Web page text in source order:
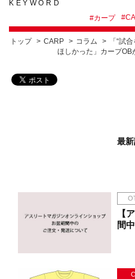
KEYWORD
#カープ #
トップ CARP コラム
「“試
ほしかった」カープOB
最
【
間